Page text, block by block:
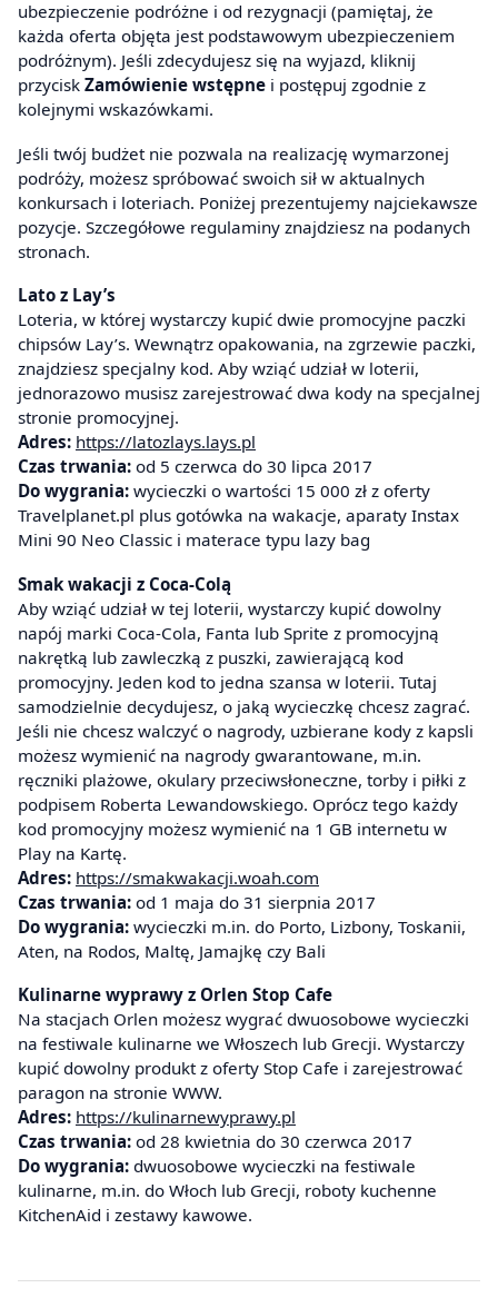
ubezpieczenie podróżne i od rezygnacji (pamiętaj, że
każda oferta objęta jest podstawowym ubezpieczeniem
podróżnym). Jeśli zdecydujesz się na wyjazd, kliknij
przycisk Zamówienie wstępne i postępuj zgodnie z
kolejnymi wskazówkami.
Jeśli twój budżet nie pozwala na realizację wymarzonej
podróży, możesz spróbować swoich sił w aktualnych
konkursach i loteriach. Poniżej prezentujemy najciekawsze
pozycje. Szczegółowe regulaminy znajdziesz na podanych
stronach.
Lato z Lay’s
Loteria, w której wystarczy kupić dwie promocyjne paczki
chipsów Lay’s. Wewnątrz opakowania, na zgrzewie paczki,
znajdziesz specjalny kod. Aby wziąć udział w loterii,
jednorazowo musisz zarejestrować dwa kody na specjalnej
stronie promocyjnej.
Adres: https://latozlays.lays.pl
Czas trwania: od 5 czerwca do 30 lipca 2017
Do wygrania: wycieczki o wartości 15 000 zł z oferty
Travelplanet.pl plus gotówka na wakacje, aparaty Instax
Mini 90 Neo Classic i materace typu lazy bag
Smak wakacji z Coca-Colą
Aby wziąć udział w tej loterii, wystarczy kupić dowolny
napój marki Coca-Cola, Fanta lub Sprite z promocyjną
nakrętką lub zawleczką z puszki, zawierającą kod
promocyjny. Jeden kod to jedna szansa w loterii. Tutaj
samodzielnie decydujesz, o jaką wycieczkę chcesz zagrać.
Jeśli nie chcesz walczyć o nagrody, uzbierane kody z kapsli
możesz wymienić na nagrody gwarantowane, m.in.
ręczniki plażowe, okulary przeciwsłoneczne, torby i piłki z
podpisem Roberta Lewandowskiego. Oprócz tego każdy
kod promocyjny możesz wymienić na 1 GB internetu w
Play na Kartę.
Adres: https://smakwakacji.woah.com
Czas trwania: od 1 maja do 31 sierpnia 2017
Do wygrania: wycieczki m.in. do Porto, Lizbony, Toskanii,
Aten, na Rodos, Maltę, Jamajkę czy Bali
Kulinarne wyprawy z Orlen Stop Cafe
Na stacjach Orlen możesz wygrać dwuosobowe wycieczki
na festiwale kulinarne we Włoszech lub Grecji. Wystarczy
kupić dowolny produkt z oferty Stop Cafe i zarejestrować
paragon na stronie WWW.
Adres: https://kulinarnewyprawy.pl
Czas trwania: od 28 kwietnia do 30 czerwca 2017
Do wygrania: dwuosobowe wycieczki na festiwale
kulinarne, m.in. do Włoch lub Grecji, roboty kuchenne
KitchenAid i zestawy kawowe.